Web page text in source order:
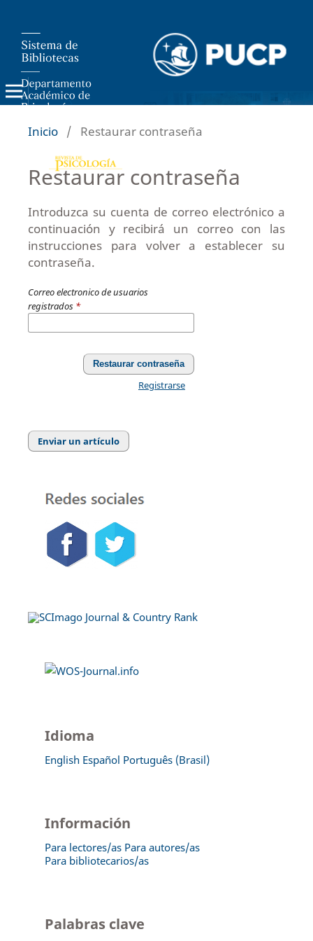
Inicio / Restaurar contraseña
Restaurar contraseña
Introduzca su cuenta de correo electrónico a
continuación y recibirá un correo con las
instrucciones para volver a establecer su
contraseña.
Correo electronico de usuarios
registrados *
Restaurar contraseña
Registrarse
Enviar un artículo
Idioma
English Español Português (Brasil)
Información
Para lectores/as Para autores/as
Para bibliotecarios/as
Palabras clave